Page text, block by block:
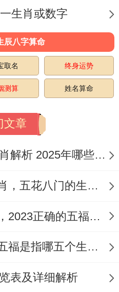
~哪个但再整个的选
好智慧与神奇的组
同热情~这种搭配行
属龙男的智慧同自信
妙的合作关系- 互相
范围外,属猴女与属
立。
尝试新对象、对生活
生肖或数字
辰八字算命
取名 终身运势
测算 姓名算命
文章
2025年犯太岁五大生肖解析 2025年哪些生肖会犯太岁
五花八门是指什么生肖，五花八门的生肖究竟是谁？
哪些生肖是五福生肖，2023正确的五福生肖是哪5位
五福生肖是哪几个，五福是指哪五个生肖动物
表及详细解析